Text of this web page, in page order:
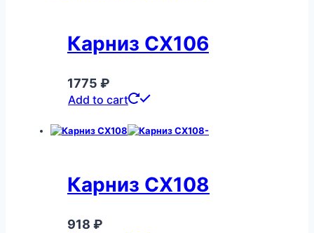
Карниз CX106
1775 ₽
Add to cart
Карниз CX108
918 ₽